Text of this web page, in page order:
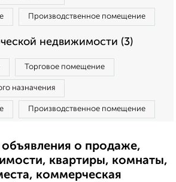
Производственное помещение
недвижимости (3)
Торговое помещение
назначения
Производственное помещение
о продаже,
квартиры, комнаты,
коммерческая